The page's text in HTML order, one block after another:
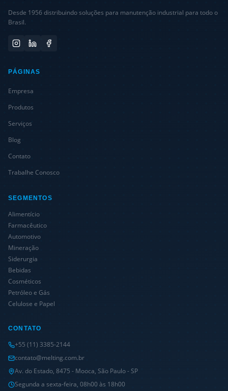
Desde 1956 distribuindo soluções para manutenção industrial para todo o
Brasil.
PÁGINAS
Empresa
Produtos
Serviços
Blog
Contato
Trabalhe Conosco
SEGMENTOS
Alimentício
Farmacêutico
Automotivo
Mineração
Siderurgia
Bebidas
Cosméticos
Petróleo e Gás
Celulose e Papel
CONTATO
+55 (11) 3385-2144
contato@melting.com.br
Av. do Estado, 8475 - Mooca, São Paulo - SP
Segunda a sexta-feira, 08h00 às 18h00